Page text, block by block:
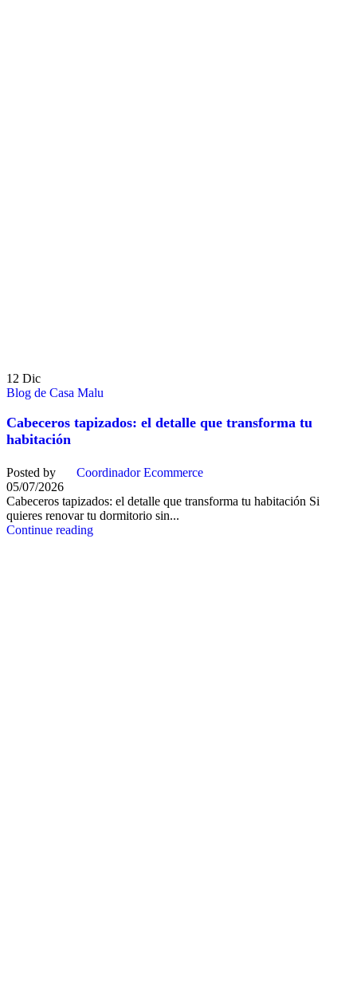
12 Dic
Blog de Casa Malu
Cabeceros tapizados: el detalle que transforma tu
habitación
Posted by
Coordinador Ecommerce
05/07/2026
Cabeceros tapizados: el detalle que transforma tu habitación Si
quieres renovar tu dormitorio sin...
Continue reading